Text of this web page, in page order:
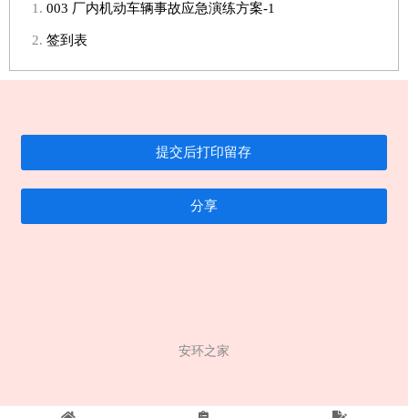
003 厂内机动车辆事故应急演练方案-1
签到表
分享
安环之家